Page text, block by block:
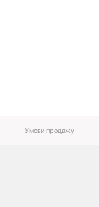
Умови‌ ‌продажу‌